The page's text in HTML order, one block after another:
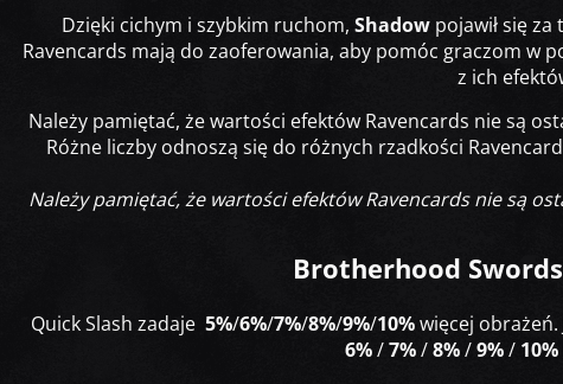
Dzięki cichym i szybkim ruchom, Shadow pojawił się
Ravencards mają do zaoferowania, aby pomóc graczom w
z ich
Należy pamiętać, że wartości efektów Ravencards nie są
Różne liczby odnoszą się do różnych rzadkości
Należy pamiętać, że wartości efektów Ravencards nie są
Brotherhood
Quick Slash zadaje 5%/6%/7%/8%/9%/10%więcej obrażeń.
6%/7%/8%/9%/ 10%